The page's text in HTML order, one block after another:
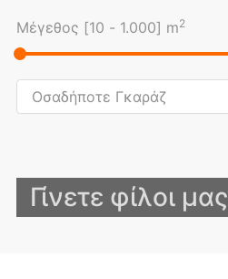
Μέγεθος [10 - 1.000] m2
Γίνετε φίλοι μας